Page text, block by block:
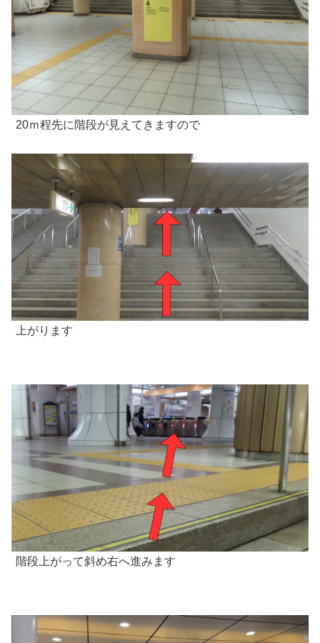
20ｍ程先に階段が見えてきますので
上がります
階段上がって斜め右へ進みます